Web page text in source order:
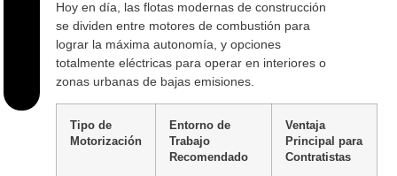
Hoy en día, las flotas modernas de construcción
se dividen entre motores de combustión para
lograr la máxima autonomía, y opciones
totalmente eléctricas para operar en interiores o
zonas urbanas de bajas emisiones.
Tipo de
Motorización
Entorno de
Trabajo
Recomendado
Ventaja
Principal para
Contratistas